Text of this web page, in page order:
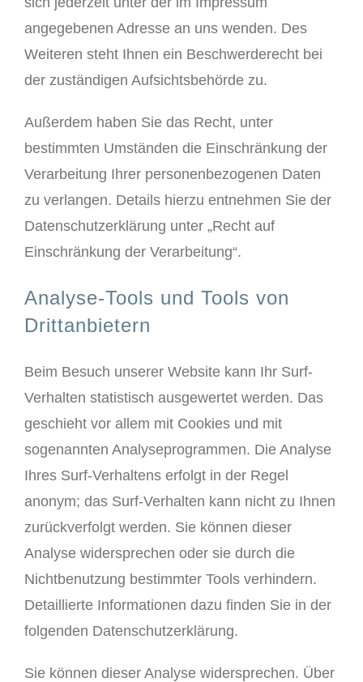
angegebenen Adresse an uns wenden. Des
Weiteren steht Ihnen ein Beschwerderecht bei
der zuständigen Aufsichtsbehörde zu.
Außerdem haben Sie das Recht, unter
bestimmten Umständen die Einschränkung der
Verarbeitung Ihrer personenbezogenen Daten
zu verlangen. Details hierzu entnehmen Sie der
Datenschutzerklärung unter „Recht auf
Einschränkung der Verarbeitung“.
Analyse-Tools und Tools von
Drittanbietern
Beim Besuch unserer Website kann Ihr Surf-
Verhalten statistisch ausgewertet werden. Das
geschieht vor allem mit Cookies und mit
sogenannten Analyseprogrammen. Die Analyse
Ihres Surf-Verhaltens erfolgt in der Regel
anonym; das Surf-Verhalten kann nicht zu Ihnen
zurückverfolgt werden. Sie können dieser
Analyse widersprechen oder sie durch die
Nichtbenutzung bestimmter Tools verhindern.
Detaillierte Informationen dazu finden Sie in der
folgenden Datenschutzerklärung.
Sie können dieser Analyse widersprechen. Über